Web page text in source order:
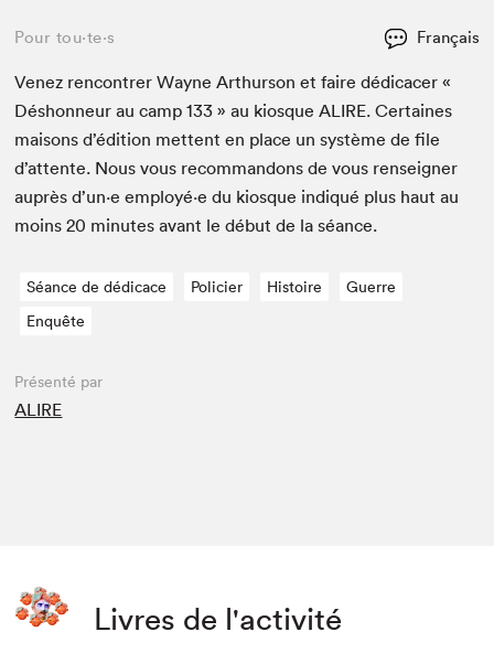
Pour tou⋅te⋅s Français
Venez ren­con­tr­er Wayne Arthur­son et faire dédi­cac­er «
Déshon­neur au camp133 » au kiosqueALIRE. Cer­taines
maisons d’édi­tion met­tent en place un sys­tème de file
d’at­tente. Nous vous recom­man­dons de vous ren­seign­er
auprès d’un·e employé·e du kiosque indiqué plus haut au
moins20 min­utes avant le début de la séance.
Séance de dédicace Policier Histoire
Guerre
Enquête
Présenté par
ALIRE
Livres de l'activité